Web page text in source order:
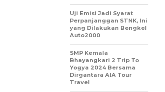
Uji Emisi Jadi Syarat
Perpanjanggan STNK, Ini
yang Dilakukan Bengkel
Auto2000
SMP Kemala
Bhayangkari 2 Trip To
Yogya 2024 Bersama
Dirgantara AIA Tour
Travel